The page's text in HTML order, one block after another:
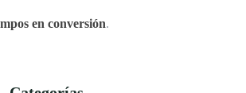
en conversión.